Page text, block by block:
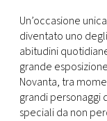
Un’occasione
diventato uno
abitudini
grande
Novanta, tra
grandi
speciali da non